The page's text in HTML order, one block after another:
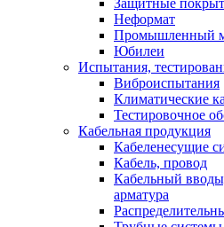
Защитные
Неформат
Промышленный
Юбилеи
Испытания,
Виброиспытания
Климатические
Тестировочное
Кабельная продукция
Кабеленесущие
Кабель, провод
Кабельный
арматура